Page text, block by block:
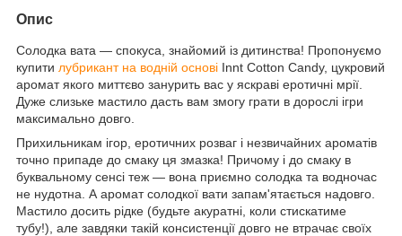
Опис
Солодка вата — спокуса, знайомий із дитинства! Пропонуємо
купити лубрикант на водній основі Innt Cotton Candy, цукровий
аромат якого миттєво занурить вас у яскраві еротичні мрії.
Дуже слизьке мастило дасть вам змогу грати в дорослі ігри
максимально довго.
Прихильникам ігор, еротичних розваг і незвичайних ароматів
точно припаде до смаку ця змазка! Причому і до смаку в
буквальному сенсі теж — вона приємно солодка та водночас
не нудотна. А аромат солодкої вати запам'ятається надовго.
Мастило досить рідке (будьте акуратні, коли стискатиме
тубу!), але завдяки такій консистенції довго не втрачає своїх